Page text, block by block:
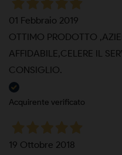
01 Febbraio 2019
OTTIMO PRODOTTO
AFFIDABILE,CELERE IL
CONSIGLIO.
Acquirente verificato
19 Ottobre 2018